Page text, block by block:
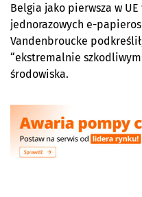
Belgia jako pierwsza w
jednorazowych e-
Vandenbroucke
“ekstremalnie
środowiska.